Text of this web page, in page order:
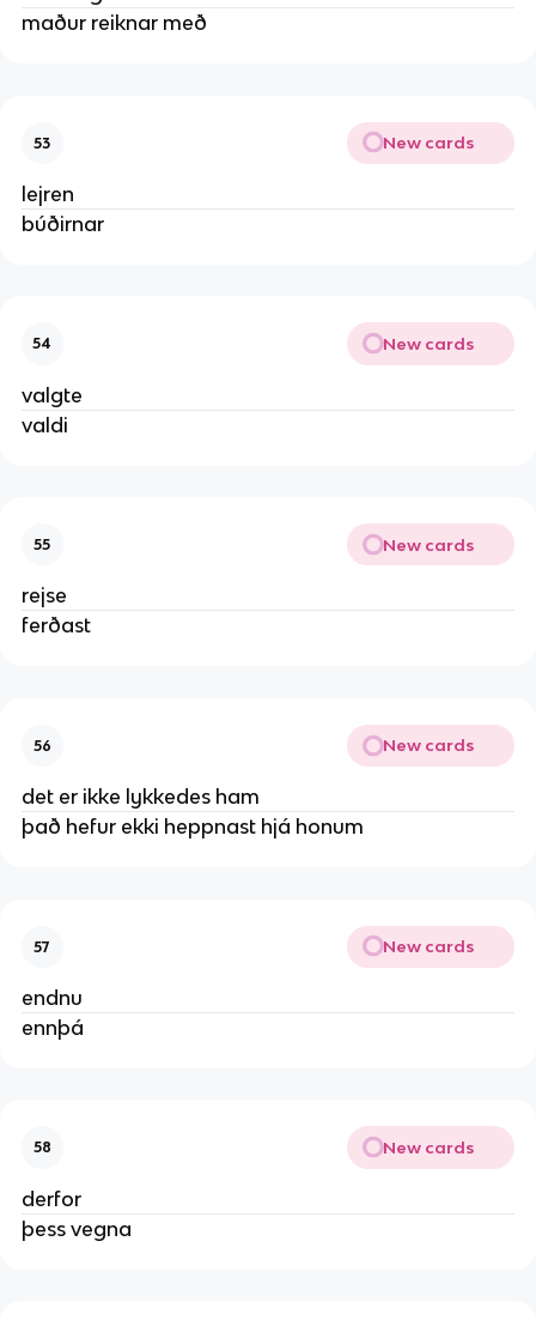
maður reiknar með
53 New cards
lejren
búðirnar
54 New cards
valgte
valdi
55 New cards
rejse
ferðast
56 New cards
det er ikke lykkedes ham
það hefur ekki heppnast hjá honum
57 New cards
endnu
ennþá
58 New cards
derfor
þess vegna